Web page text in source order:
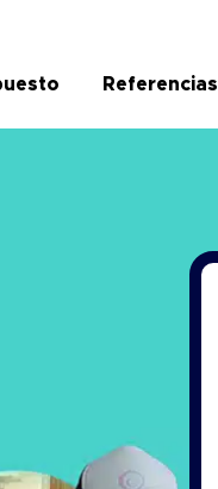
Referencias